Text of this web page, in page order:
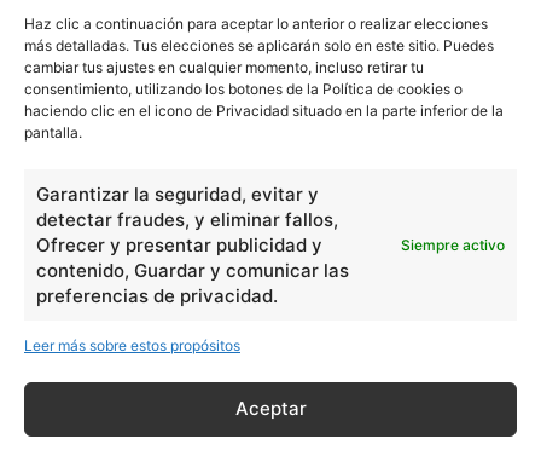
Haz clic a continuación para aceptar lo anterior o realizar elecciones
más detalladas. Tus elecciones se aplicarán solo en este sitio. Puedes
cambiar tus ajustes en cualquier momento, incluso retirar tu
consentimiento, utilizando los botones de la Política de cookies o
haciendo clic en el icono de Privacidad situado en la parte inferior de la
pantalla.
Garantizar la seguridad, evitar y
detectar fraudes, y eliminar fallos,
Ofrecer y presentar publicidad y
contenido, Guardar y comunicar las
preferencias de privacidad.
Siempre activo
Leer más sobre estos propósitos
Aceptar
Varios
1185
En Básico
Números romanos
Ángulos agudo, obtuso, recto y...
En Filosofía
Teoría de los Cuatro Elementos